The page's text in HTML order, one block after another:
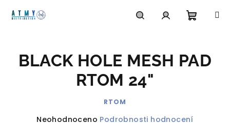
košík
BLACK HOLE MESH PAD
RTOM 24"
RTOM
Průměrné
Neohodnoceno Podrobnosti hodnocení